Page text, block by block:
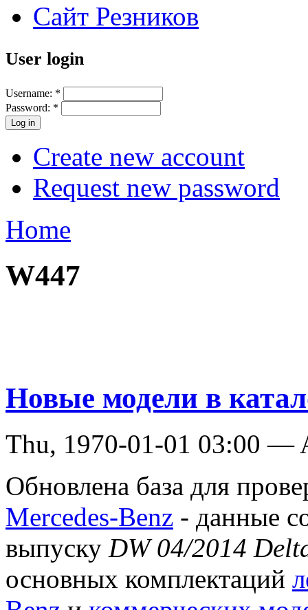
Сайт Резников
User login
Username: *
Password: *
Create new account
Request new password
Home
W447
Новые модели в
Thu, 1970-01-01 03:00 —
Обновлена база для
Mercedes-Benz - данные
выпуску DW 04/2014
основных комплектаций